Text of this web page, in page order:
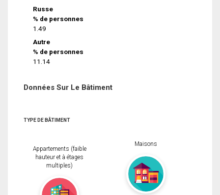
Russe
% de personnes
1.49
Autre
% de personnes
11.14
Données Sur Le Bâtiment
TYPE DE BÂTIMENT
Appartements (faible
hauteur et à étages
multiples)
Maisons